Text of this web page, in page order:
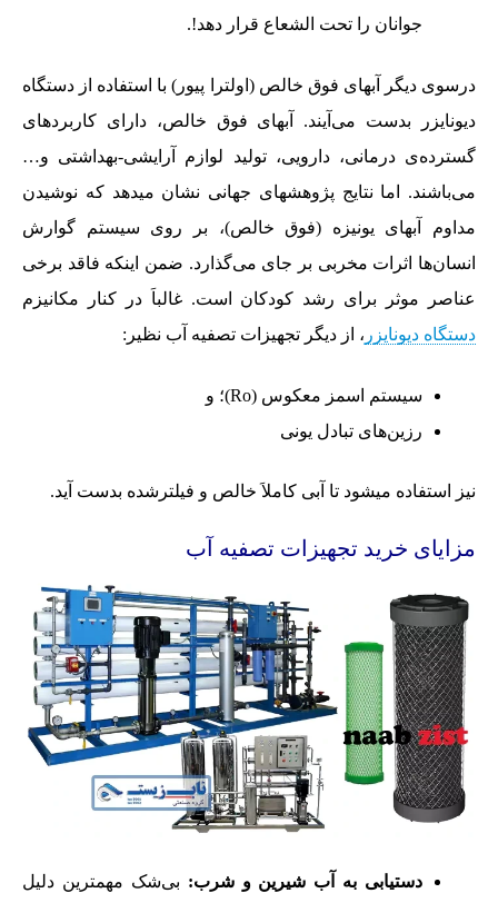
جوانان را تحت الشعاع قرار دهد!.
درسوی دیگر آبهای فوق خالص (اولترا پیور) با استفاده از دستگاه
دیونایزر بدست می‌آیند. آبهای فوق خالص، دارای کاربردهای
گسترده‌ی درمانی، دارویی، تولید لوازم آرایشی-بهداشتی و…
می‌باشند. اما نتایج پژوهشهای جهانی نشان میدهد که نوشیدن
مداوم آبهای یونیزه (فوق خالص)، بر روی سیستم گوارش
انسان‌ها اثرات مخربی بر جای می‌گذارد. ضمن اینکه فاقد برخی
عناصر موثر برای رشد کودکان است. غالباَ در کنار مکانیزم
دستگاه دیونایزر ، از دیگر تجهیزات تصفیه آب نظیر:
سیستم اسمز معکوس (Ro)؛ و
رزین‌های تبادل یونی
نیز استفاده میشود تا آبی کاملاَ خالص و فیلترشده بدست آید.
مزایای خرید تجهیزات تصفیه آب
دستیابی به آب شیرین و شرب: بی‌شک مهمترین دلیل